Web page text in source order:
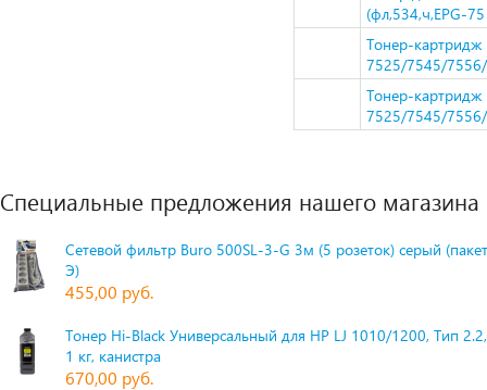
(фл,534,ч,EPG-
Тонер-картридж
7525/7545/7556/
Тонер-картридж
7525/7545/7556/
Специальные предложения нашего магазина
Сетевой фильтр Buro 500SL-3-G 3м (5 розеток) серый
Э)
455,00 руб.
Тонер Hi-Black Универсальный для HP LJ 1010/1200, Тип
1 кг, канистра
670,00 руб.